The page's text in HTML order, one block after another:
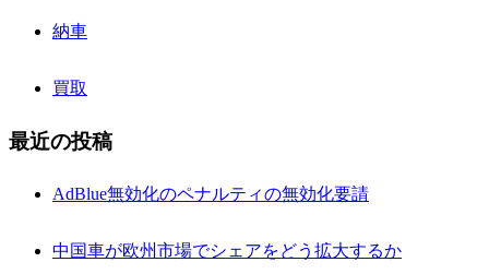
納車
買取
最近の投稿
AdBlue無効化のペナルティの無効化要請
中国車が欧州市場でシェアをどう拡大するか